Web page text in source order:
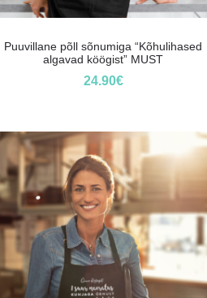
Puuvillane põll sõnumiga “Kõhulihased
algavad köögist” MUST
24.90€